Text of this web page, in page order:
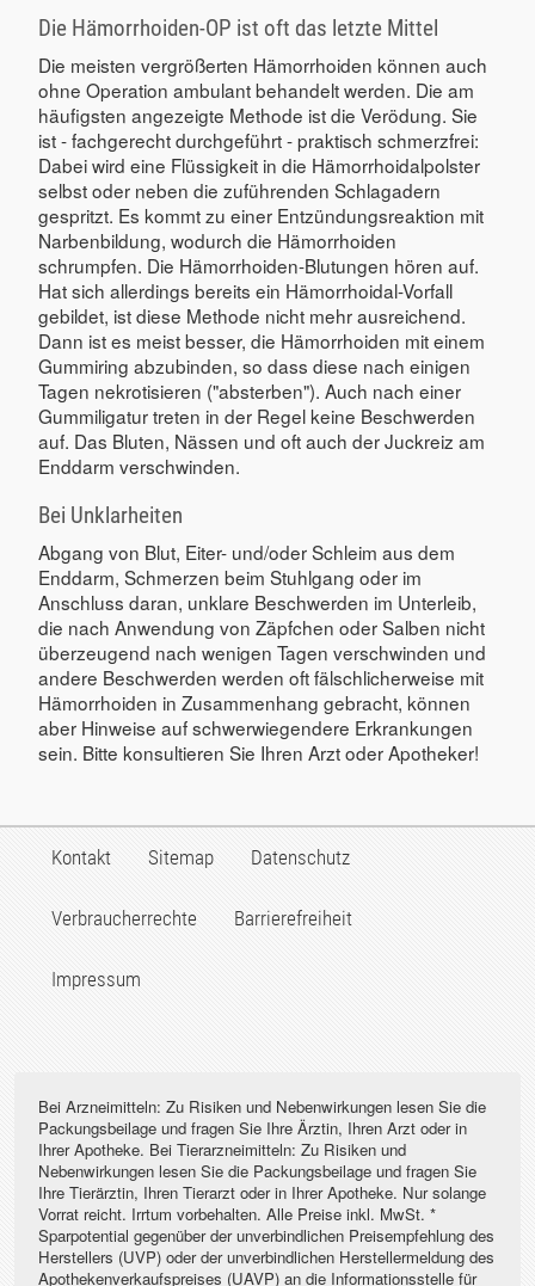
Die Hämorrhoiden-OP ist oft das letzte Mittel
Die meisten vergrößerten Hämorrhoiden können auch
ohne Operation ambulant behandelt werden. Die am
häufigsten angezeigte Methode ist die Verödung. Sie
ist - fachgerecht durchgeführt - praktisch schmerzfrei:
Dabei wird eine Flüssigkeit in die Hämorrhoidalpolster
selbst oder neben die zuführenden Schlagadern
gespritzt. Es kommt zu einer Entzündungsreaktion mit
Narbenbildung, wodurch die Hämorrhoiden
schrumpfen. Die Hämorrhoiden-Blutungen hören auf.
Hat sich allerdings bereits ein Hämorrhoidal-Vorfall
gebildet, ist diese Methode nicht mehr ausreichend.
Dann ist es meist besser, die Hämorrhoiden mit einem
Gummiring abzubinden, so dass diese nach einigen
Tagen nekrotisieren ("absterben"). Auch nach einer
Gummiligatur treten in der Regel keine Beschwerden
auf. Das Bluten, Nässen und oft auch der Juckreiz am
Enddarm verschwinden.
Bei Unklarheiten
Abgang von Blut, Eiter- und/oder Schleim aus dem
Enddarm, Schmerzen beim Stuhlgang oder im
Anschluss daran, unklare Beschwerden im Unterleib,
die nach Anwendung von Zäpfchen oder Salben nicht
überzeugend nach wenigen Tagen verschwinden und
andere Beschwerden werden oft fälschlicherweise mit
Hämorrhoiden in Zusammenhang gebracht, können
aber Hinweise auf schwerwiegendere Erkrankungen
sein. Bitte konsultieren Sie Ihren Arzt oder Apotheker!
Kontakt Sitemap Datenschutz
Verbraucherrechte Barrierefreiheit
Impressum
Bei Arzneimitteln: Zu Risiken und Nebenwirkungen lesen Sie die
Packungsbeilage und fragen Sie Ihre Ärztin, Ihren Arzt oder in
Ihrer Apotheke. Bei Tierarzneimitteln: Zu Risiken und
Nebenwirkungen lesen Sie die Packungsbeilage und fragen Sie
Ihre Tierärztin, Ihren Tierarzt oder in Ihrer Apotheke. Nur solange
Vorrat reicht. Irrtum vorbehalten. Alle Preise inkl. MwSt. *
Sparpotential gegenüber der unverbindlichen Preisempfehlung des
Herstellers (UVP) oder der unverbindlichen Herstellermeldung des
Apothekenverkaufspreises (UAVP) an die Informationsstelle für